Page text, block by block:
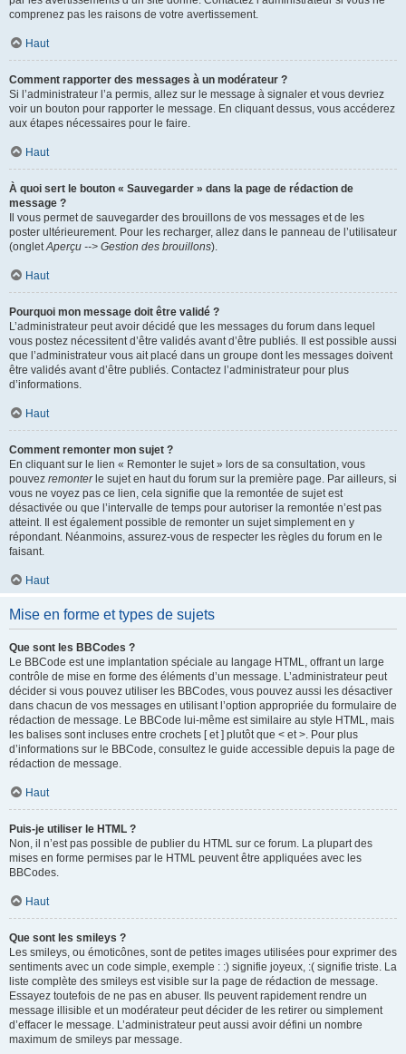
comprenez pas les raisons de votre avertissement.
Haut
Comment rapporter des messages à un modérateur ?
Si l’administrateur l’a permis, allez sur le message à signaler et vous devriez
voir un bouton pour rapporter le message. En cliquant dessus, vous accéderez
aux étapes nécessaires pour le faire.
Haut
À quoi sert le bouton « Sauvegarder » dans la page de rédaction de
message ?
Il vous permet de sauvegarder des brouillons de vos messages et de les
poster ultérieurement. Pour les recharger, allez dans le panneau de l’utilisateur
(ongletAperçu --> Gestion des brouillons).
Haut
Pourquoi mon message doit être validé ?
L’administrateur peut avoir décidé que les messages du forum dans lequel
vous postez nécessitent d’être validés avant d’être publiés. Il est possible aussi
que l’administrateur vous ait placé dans un groupe dont les messages doivent
être validés avant d’être publiés. Contactez l’administrateur pour plus
d’informations.
Haut
Comment remonter mon sujet ?
En cliquant sur le lien « Remonter le sujet » lors de sa consultation, vous
pouvez remonterle sujet en haut du forum sur la première page. Par ailleurs, si
vous ne voyez pas ce lien, cela signifie que la remontée de sujet est
désactivée ou que l’intervalle de temps pour autoriser la remontée n’est pas
atteint. Il est également possible de remonter un sujet simplement en y
répondant. Néanmoins, assurez-vous de respecter les règles du forum en le
faisant.
Haut
Mise en forme et types de sujets
Que sont les BBCodes ?
Le BBCode est une implantation spéciale au langage HTML, offrant un large
contrôle de mise en forme des éléments d’un message. L’administrateur peut
décider si vous pouvez utiliser les BBCodes, vous pouvez aussi les désactiver
dans chacun de vos messages en utilisant l’option appropriée du formulaire de
rédaction de message. Le BBCode lui-même est similaire au style HTML, mais
les balises sont incluses entre crochets [ et ] plutôt que < et >. Pour plus
d’informations sur le BBCode, consultez le guide accessible depuis la page de
rédaction de message.
Haut
Puis-je utiliser le HTML ?
Non, il n’est pas possible de publier du HTML sur ce forum. La plupart des
mises en forme permises par le HTML peuvent être appliquées avec les
BBCodes.
Haut
Que sont les smileys ?
Les smileys, ou émoticônes, sont de petites images utilisées pour exprimer des
sentiments avec un code simple, exemple : :) signifie joyeux, :( signifie triste. La
liste complète des smileys est visible sur la page de rédaction de message.
Essayez toutefois de ne pas en abuser. Ils peuvent rapidement rendre un
message illisible et un modérateur peut décider de les retirer ou simplement
d’effacer le message. L’administrateur peut aussi avoir défini un nombre
maximum de smileys par message.